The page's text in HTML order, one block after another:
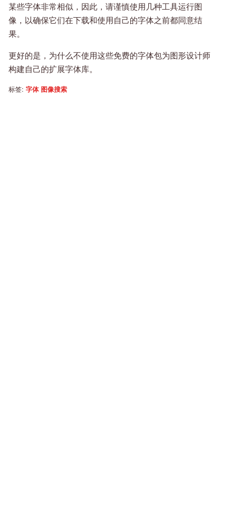
某些字体非常相似，因此，请谨慎使用几种工具运行图
像，以确保它们在下载和使用自己的字体之前都同意结
果。
更好的是，为什么不使用这些免费的字体包为图形设计师
构建自己的扩展字体库。
标签: 字体 图像搜索